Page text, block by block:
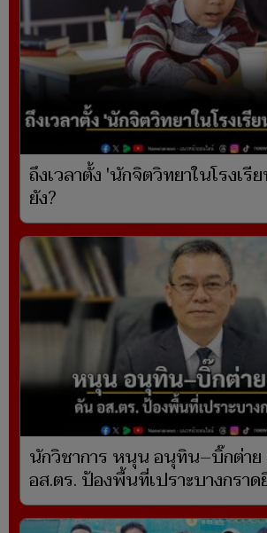
ถึงเวลาตั้ง 'นักจิตวิทยาในโรงเรี
ยัง?
นักวิชาการ หนุน อนุทิน–บิ๊กต่า
อส.ตร. ป้องพื้นที่เปราะบางกราด